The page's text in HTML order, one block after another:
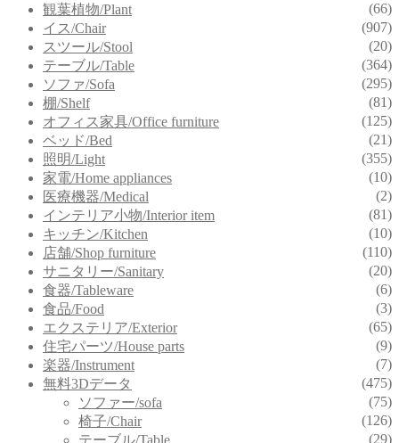
観葉植物/Plant
(66)
イス/Chair
(907)
スツール/Stool
(20)
テーブル/Table
(364)
ソファ/Sofa
(295)
棚/Shelf
(81)
オフィス家具/Office furniture
(125)
ベッド/Bed
(21)
照明/Light
(355)
家電/Home appliances
(10)
医療機器/Medical
(2)
インテリア小物/Interior item
(81)
キッチン/Kitchen
(10)
店舗/Shop furniture
(110)
サニタリー/Sanitary
(20)
食器/Tableware
(6)
食品/Food
(3)
エクステリア/Exterior
(65)
住宅パーツ/House parts
(9)
楽器/Instrument
(7)
無料3Dデータ
(475)
ソファー/sofa
(75)
椅子/Chair
(126)
(29)